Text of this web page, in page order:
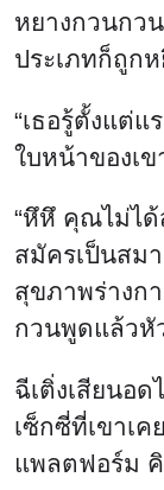
หยางกวนกว
ประเภทก็ถูก
“เธอรู้ตั้งแต่แ
ใบหน้าของเข
“หึหึ คุณไม่ไ
สมัครเป็นสม
สุขภาพร่างก
กวนพูดแล้วหัว
ฉีเติ่งเสียนอ
เซ็กซี่ที่เขาเ
แพลตฟอร์ม